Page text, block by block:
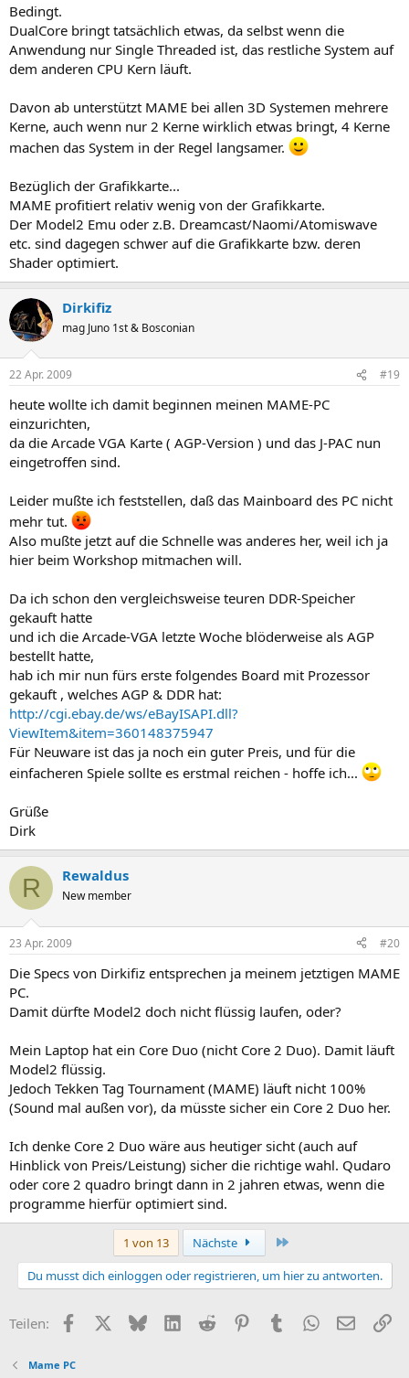
Bedingt.
DualCore bringt tatsächlich etwas, da selbst wenn die
Anwendung nur Single Threaded ist, das restliche System auf
dem anderen CPU Kern läuft.
Davon ab unterstützt MAME bei allen 3D Systemen mehrere
Kerne, auch wenn nur 2 Kerne wirklich etwas bringt, 4 Kerne
machen das System in der Regel langsamer.
Bezüglich der Grafikkarte...
MAME profitiert relativ wenig von der Grafikkarte.
Der Model2 Emu oder z.B. Dreamcast/Naomi/Atomiswave
etc. sind dagegen schwer auf die Grafikkarte bzw. deren
Shader optimiert.
Dirkifiz
mag Juno 1st & Bosconian
22 Apr. 2009 #19
heute wollte ich damit beginnen meinen MAME-PC
einzurichten,
da die Arcade VGA Karte ( AGP-Version ) und das J-PAC nun
eingetroffen sind.
Leider mußte ich feststellen, daß das Mainboard des PC nicht
mehr tut.
Also mußte jetzt auf die Schnelle was anderes her, weil ich ja
hier beim Workshop mitmachen will.
Da ich schon den vergleichsweise teuren DDR-Speicher
gekauft hatte
und ich die Arcade-VGA letzte Woche blöderweise als AGP
bestellt hatte,
hab ich mir nun fürs erste folgendes Board mit Prozessor
gekauft , welches AGP & DDR hat:
http://cgi.ebay.de/ws/eBayISAPI.dll?
ViewItem&item=360148375947
Für Neuware ist das ja noch ein guter Preis, und für die
einfacheren Spiele sollte es erstmal reichen - hoffe ich...
Grüße
Dirk
R Rewaldus
New member
23 Apr. 2009 #20
Die Specs von Dirkifiz entsprechen ja meinem jetztigen MAME
PC.
Damit dürfte Model2 doch nicht flüssig laufen, oder?
Mein Laptop hat ein Core Duo (nicht Core 2 Duo). Damit läuft
Model2 flüssig.
Jedoch Tekken Tag Tournament (MAME) läuft nicht 100%
(Sound mal außen vor), da müsste sicher ein Core 2 Duo her.
Ich denke Core 2 Duo wäre aus heutiger sicht (auch auf
Hinblick von Preis/Leistung) sicher die richtige wahl. Qudaro
oder core 2 quadro bringt dann in 2 jahren etwas, wenn die
programme hierfür optimiert sind.
1 von 13 Nächste
Du musst dich einloggen oder registrieren, um hier zu antworten.
Teilen: FacebookX (Twitter)
BlueskyLinkedIn
Reddit PinterestTumblr WhatsApp
E-Mail
Mame PC